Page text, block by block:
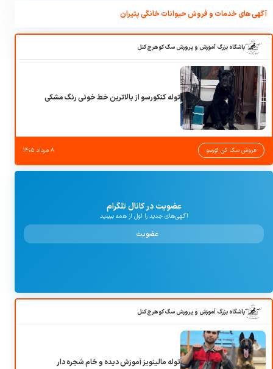
آگهی های خدمات و فروش حیوانات خانگی پتیران
باشگاه بزرگ آموزش و پرورش سگ کوهرج کنل
توله کنکورسو از بالاترین خط خونی رنگ مشکی
فروش سگ کن کورسو ۸ مرداد ۱۴۰۵
عضویت در کانال تلگرام
آگهی‌های جدید را اول از همه ببینید
عضویت
باشگاه بزرگ آموزش و پرورش سگ کوهرج کنل
توله مالینویز آموزش دیده و خام شجره دار